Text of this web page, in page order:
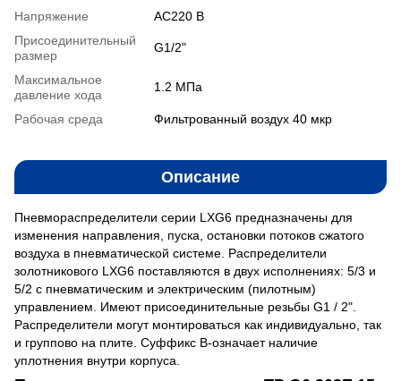
Напряжение
AC220 В
Присоединительный
размер
G1/2"
Максимальное
давление хода
1.2 MПа
Рабочая среда Фильтрованный воздух 40 мкр
Описание
Пневмораспределители серии LXG6 предназначены для
изменения направления, пуска, остановки потоков сжатого
воздуха в пневматической системе. Распределители
золотникового LXG6 поставляются в двух исполнениях: 5/3 и
5/2 с пневматическим и электрическим (пилотным)
управлением. Имеют присоединительные резьбы G1 / 2".
Распределители могут монтироваться как индивидуально, так
и группово на плите. Суффикс B-означает наличие
уплотнения внутри корпуса.